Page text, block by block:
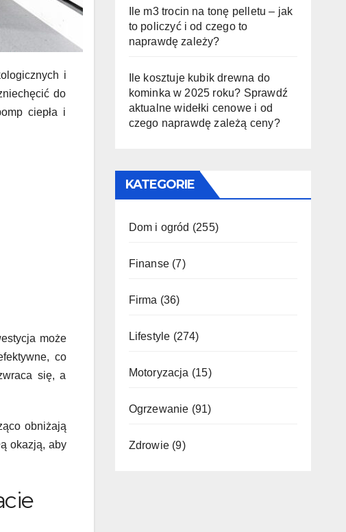
i
do
ciepła i
może
co
się, a
obniżają
okazją, aby
Ile m3 trocin na tonę pelletu – jak
to policzyć i od czego to
naprawdę zależy?
Ile kosztuje kubik drewna do
kominka w 2025 roku? Sprawdź
aktualne widełki cenowe i od
czego naprawdę zależą ceny?
KATEGORIE
Dom i ogród (255)
Finanse(7)
Firma (36)
Lifestyle (274)
Motoryzacja (15)
Ogrzewanie (91)
Zdrowie(9)